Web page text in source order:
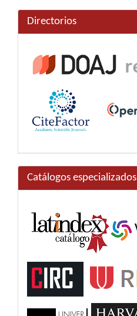
Directorios
Catálogos especializados